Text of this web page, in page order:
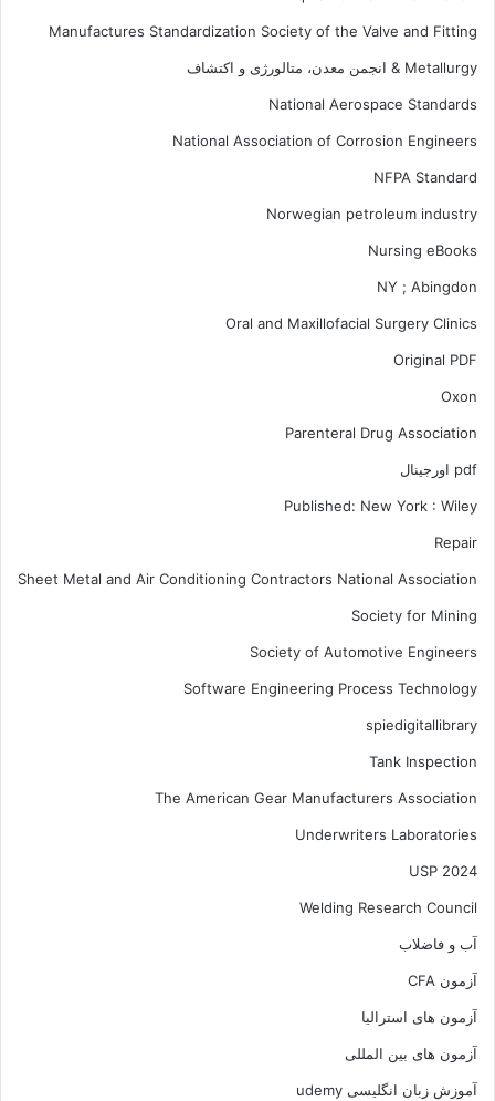
Manufactures Standardization Society of the Valve and Fitting
Metallurgy & انجمن معدن، متالورژی و اکتشاف
National Aerospace Standards
National Association of Corrosion Engineers
NFPA Standard
Norwegian petroleum industry
Nursing eBooks
NY ; Abingdon
Oral and Maxillofacial Surgery Clinics
Original PDF
Oxon
Parenteral Drug Association
pdf اورجینال
Published: New York : Wiley
Repair
Sheet Metal and Air Conditioning Contractors National Association
Society for Mining
Society of Automotive Engineers
Software Engineering Process Technology
spiedigitallibrary
Tank Inspection
The American Gear Manufacturers Association
Underwriters Laboratories
USP 2024
Welding Research Council
آب و فاضلاب
آزمون CFA
آزمون های استرالیا
آزمون های بین المللی
آموزش زبان انگلیسی udemy